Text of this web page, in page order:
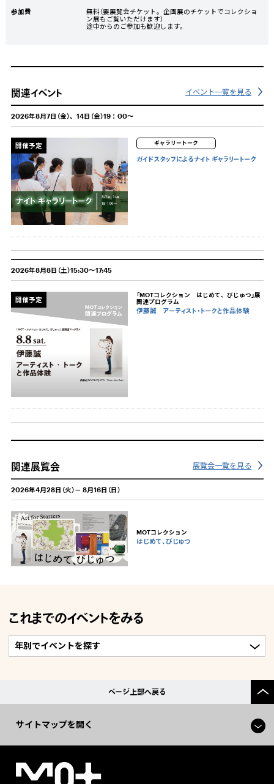
参加費
無料（要展覧会チケット。企画展のチケットでコレクショ
ン展もご覧いただけます）
途中からのご参加も歓迎します。
関連イベント イベント一覧を見る
2026年8月7日（金）、14日（金）19：00～
開催予定 ギャラリートーク
ガイドスタッフによるナイト ギャラリートーク
2026年8月8日（土）15:30～17:45
開催予定
「MOTコレクション はじめて、びじゅつ」展
関連プログラム
伊藤誠 アーティスト・トークと作品体験
関連展覧会 展覧会一覧を見る
2026年4月28日（火）－ 8月16日（日）
MOTコレクション
はじめて、びじゅつ
これまでのイベントをみる
ページ上部へ戻る
サイトマップを開く